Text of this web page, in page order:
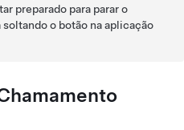
preparado para parar o
o botão na aplicação